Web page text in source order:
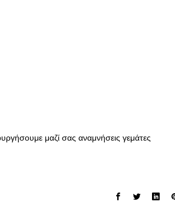
μαζί σας αναμνήσεις γεμάτες